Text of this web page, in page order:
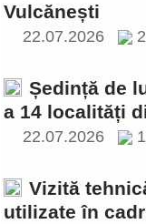
Vulcănești
22.07.2026
Ședință de
a 14 localități
22.07.2026
Vizită
utilizate în